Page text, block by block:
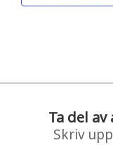
Ta del
Skriv